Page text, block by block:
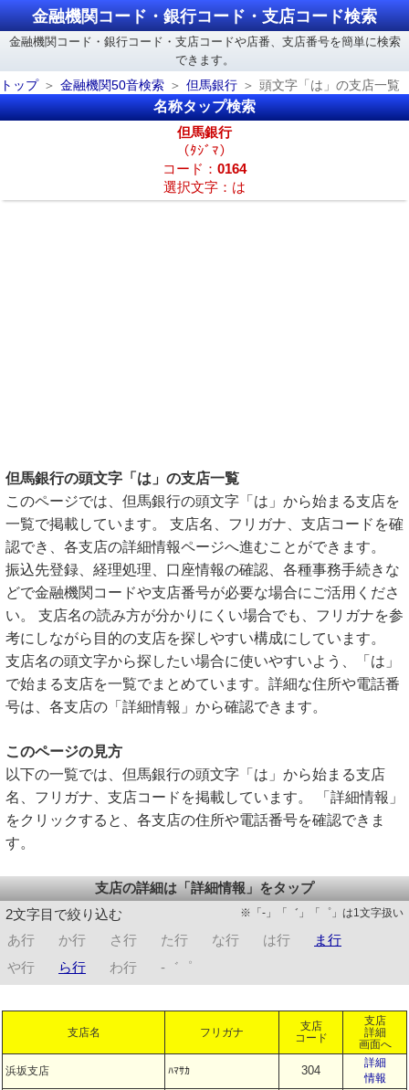
金融機関コード・銀行コード・支店コード検索
金融機関コード・銀行コード・支店コードや店番、支店番号を簡単に検索
できます。
トップ
金融機関50音検索 但馬銀行 頭文字「は」の支店一覧
名称タップ検索
但馬銀行
（ﾀｼﾞﾏ）
コード： 0164
選択文字：は
但馬銀行の頭文字「は」の支店一覧
このページでは、但馬銀行の頭文字「は」から始まる支店を
一覧で掲載しています。 支店名、フリガナ、支店コードを確
認でき、各支店の詳細情報ページへ進むことができます。
振込先登録、経理処理、口座情報の確認、各種事務手続きな
どで金融機関コードや支店番号が必要な場合にご活用くださ
い。 支店名の読み方が分かりにくい場合でも、フリガナを参
考にしながら目的の支店を探しやすい構成にしています。
支店名の頭文字から探したい場合に使いやすいよう、「は」
で始まる支店を一覧でまとめています。詳細な住所や電話番
号は、各支店の「詳細情報」から確認できます。
このページの見方
以下の一覧では、但馬銀行の頭文字「は」から始まる支店
名、フリガナ、支店コードを掲載しています。 「詳細情報」
をクリックすると、各支店の住所や電話番号を確認できま
す。
支店の詳細は「詳細情報」をタップ
2文字目で絞り込む
※「-」「゛」「゜」は1文字扱い
あ行 か行 さ行 た行 な行 は行
ま行
や行
ら行 わ行 -゛゜
支店名 フリガナ
支店
コード
支店
詳細
画面へ
浜坂支店 ﾊﾏｻｶ 304
詳細
情報